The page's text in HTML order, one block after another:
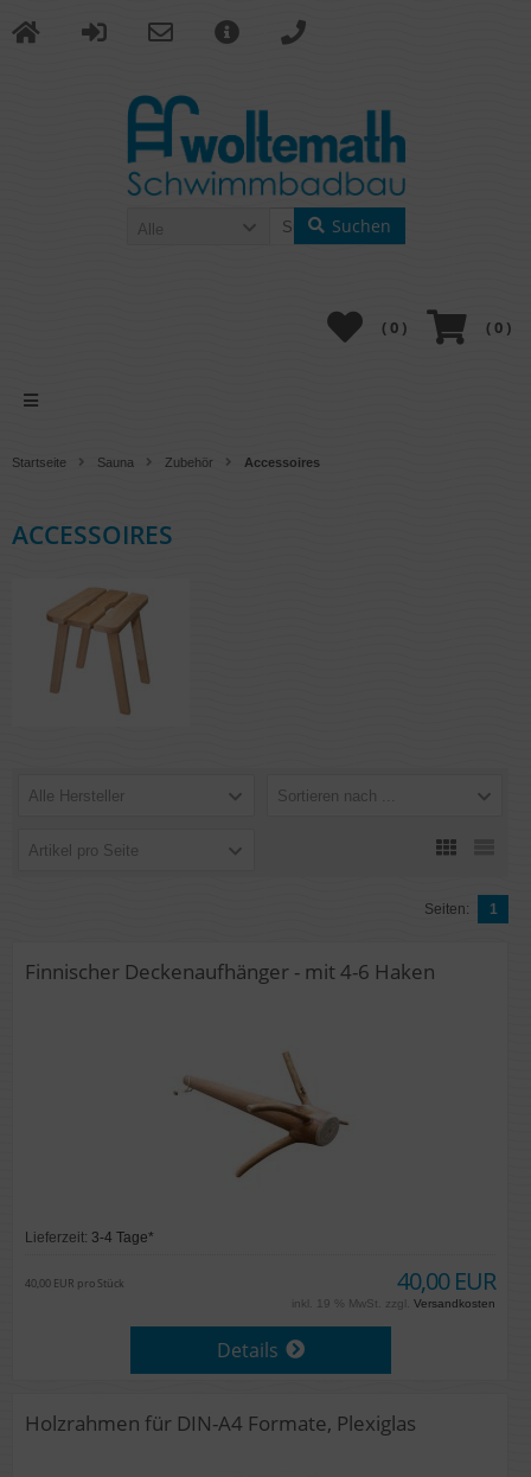
Alle Suchen
(0 )
(0 )
Startseite Sauna Zubehör Accessoires
ACCESSOIRES
Alle Hersteller Sortieren nach ...
Artikel pro Seite
Seiten: 1
Finnischer Deckenaufhänger - mit 4-6 Haken
Lieferzeit: 3-4 Tage*
40,00 EUR
40,00 EUR pro Stück
inkl. 19 % MwSt. zzgl.Versandkosten
Details
Holzrahmen für DIN-A4 Formate, Plexiglas